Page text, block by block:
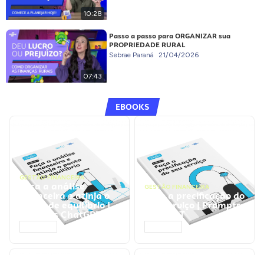
10:28
07:43
Passo a passo para ORGANIZAR sua
PROPRIEDADE RURAL
Sebrae Paraná 21/04/2026
EBOOKS
GESTÃO FINANCEIRA
Faça a análise
financeira e atinja o
ponto de equilíbrio |
Prompts ChatGPT
GESTÃO FINANCEIRA
Faça a precificação do
seu serviço | Prompts
ChatGPT